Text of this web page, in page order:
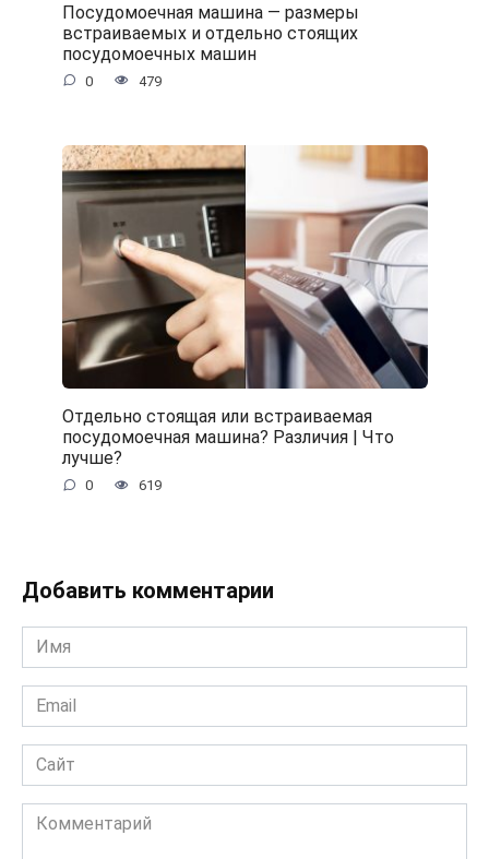
Посудомоечная машина — размеры
встраиваемых и отдельно стоящих
посудомоечных машин
0 479
Отдельно стоящая или встраиваемая
посудомоечная машина? Различия | Что
лучше?
0 619
Добавить комментарии
Имя
*
Email
*
Сайт
Комментарий